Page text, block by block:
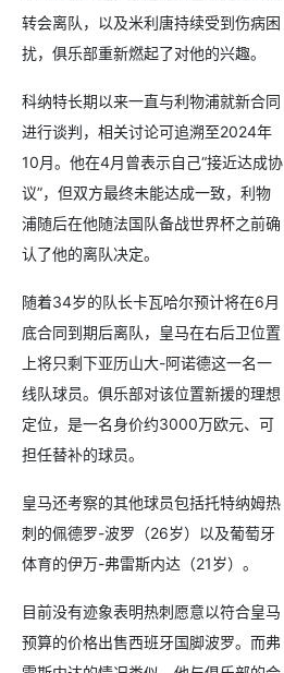
转会离队，以及米利唐持续受到伤病困
扰，俱乐部重新燃起了对他的兴趣。
科纳特长期以来一直与利物浦就新合同
进行谈判，相关讨论可追溯至2024年
10月。他在4月曾表示自己“接近达成协
议”，但双方最终未能达成一致，利物
浦随后在他随法国队备战世界杯之前确
认了他的离队决定。
随着34岁的队长卡瓦哈尔预计将在6月
底合同到期后离队，皇马在右后卫位置
上将只剩下亚历山大-阿诺德这一名一
线队球员。俱乐部对该位置新援的理想
定位，是一名身价约3000万欧元、可
担任替补的球员。
皇马还考察的其他球员包括托特纳姆热
刺的佩德罗-波罗（26岁）以及葡萄牙
体育的伊万-弗雷斯内达（21岁）。
目前没有迹象表明热刺愿意以符合皇马
预算的价格出售西班牙国脚波罗。而弗